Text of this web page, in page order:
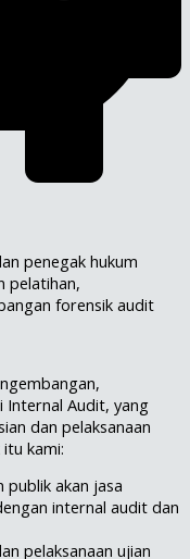
penegak hukum
pelatihan,
forensik audit
Internal Audit, yang
dan pelaksanaan
kami:
publik akan jasa
internal audit dan
pelaksanaan ujian